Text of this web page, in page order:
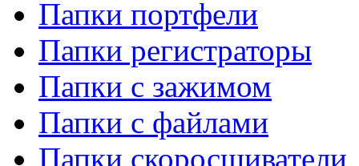
Папки портфели
Папки регистраторы
Папки с зажимом
Папки с файлами
Папки скоросшиватели